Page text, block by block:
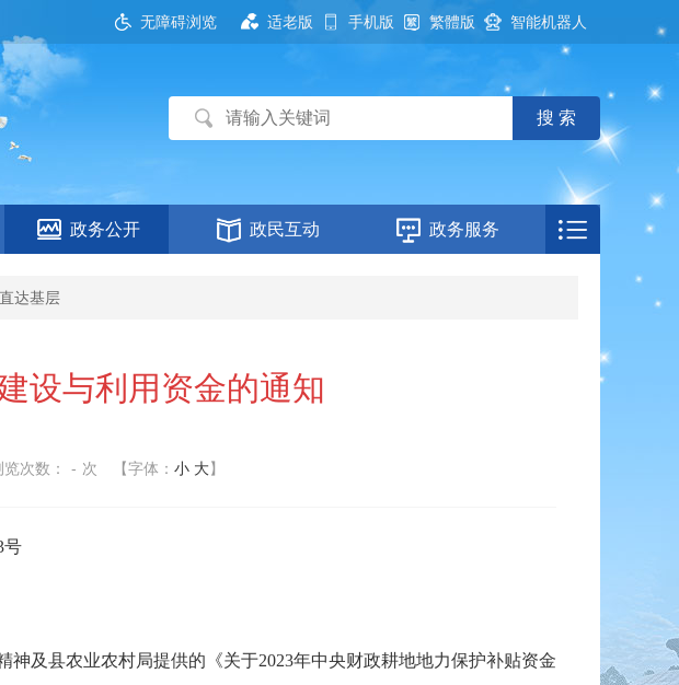
无障碍浏览 适老版 手机版 繁體版 智能机器人
政务公开 政民互动 政务服务
达基层
设与利用资金的通知
览次数： - 次 【字体： 小 大】
号
及县农业农村局提供的《关于2023年中央财政耕地地力保护补贴资金